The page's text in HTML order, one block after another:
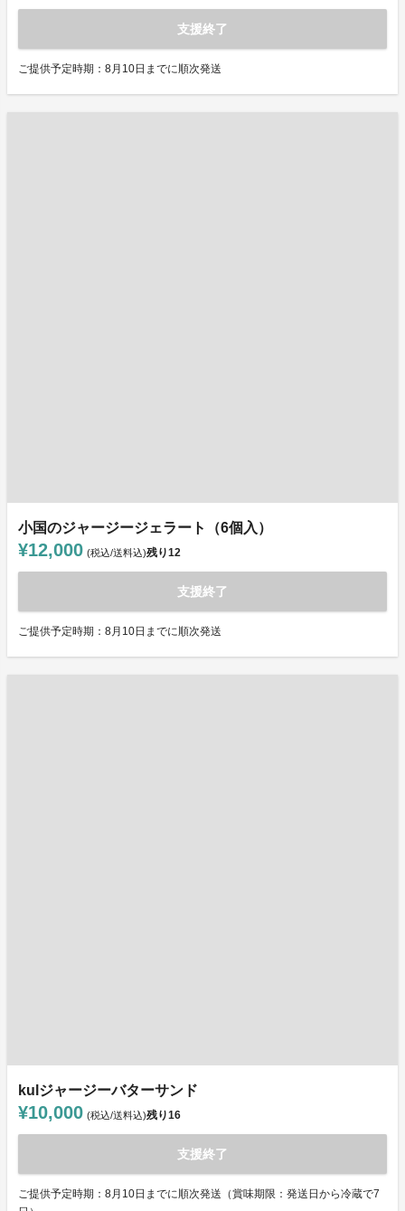
支援終了
ご提供予定時期：8月10日までに順次発送
小国のジャージージェラート（6個入）
¥12,000 (税込/送料込)残り12
支援終了
ご提供予定時期：8月10日までに順次発送
kulジャージーバターサンド
¥10,000 (税込/送料込)残り16
支援終了
ご提供予定時期：8月10日までに順次発送（賞味期限：発送日から冷蔵で7